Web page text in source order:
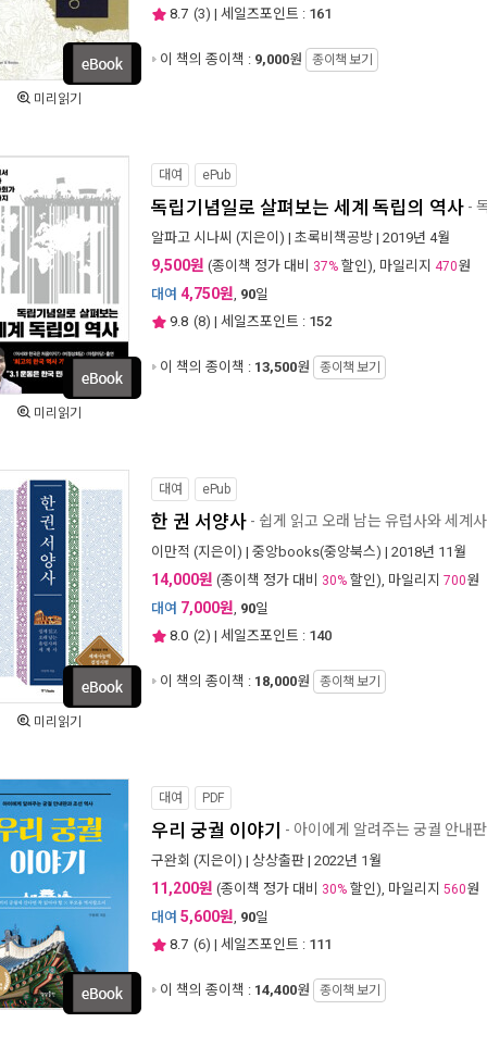
미리읽기
8.7 (3) | 세일즈포인트 : 161
이 책의 종이책 : 9,000원 종이책 보기
미리읽기
대여 ePub
독립기념일로 살펴보는 세계 독립의 역사 -
알파고 시나씨 (지은이) | 초록비책공방 | 2019년 4월
9,500원 (종이책 정가 대비 37% 할인), 마일리지 470원
대여 4,750원, 90일
9.8 (8) | 세일즈포인트 : 152
이 책의 종이책 : 13,500원 종이책 보기
미리읽기
대여 ePub
한 권 서양사 - 쉽게 읽고 오래 남는 유럽사와 세계사
이만적 (지은이) | 중앙books(중앙북스) | 2018년 11월
14,000원 (종이책 정가 대비 30% 할인), 마일리지 700원
대여 7,000원, 90일
8.0 (2) | 세일즈포인트 : 140
이 책의 종이책 : 18,000원 종이책 보기
대여 PDF
우리 궁궐 이야기 - 아이에게 알려주는 궁궐 안내
구완회 (지은이) | 상상출판 | 2022년 1월
11,200원 (종이책 정가 대비 30% 할인), 마일리지 560원
대여 5,600원, 90일
8.7 (6) | 세일즈포인트 : 111
이 책의 종이책 : 14,400원 종이책 보기